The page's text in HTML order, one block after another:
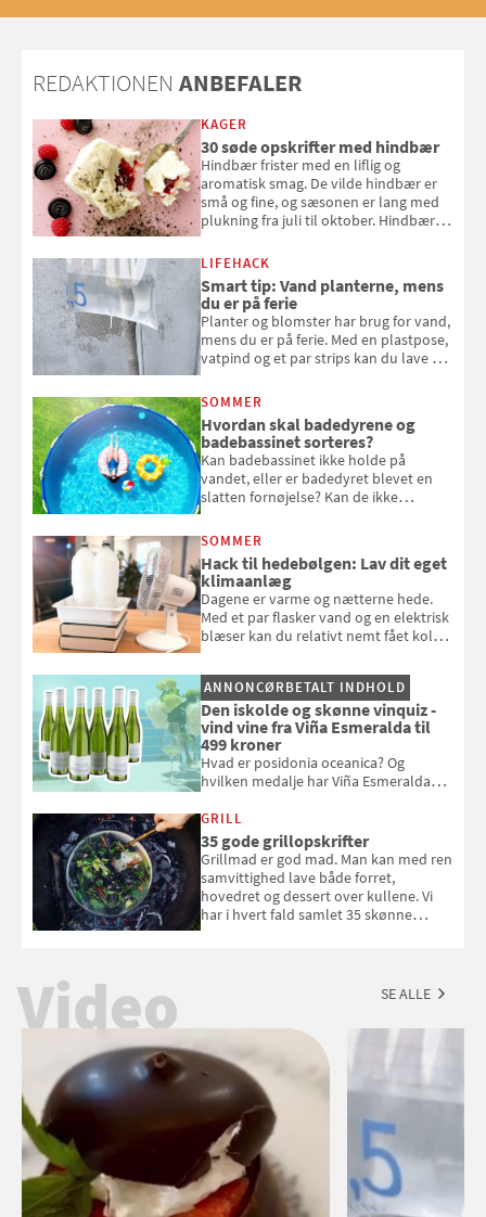
REDAKTIONEN ANBEFALER
KAGER
30 søde opskrifter med hindbær
Hindbær frister med en liflig og
aromatisk smag. De vilde hindbær er
små og fine, og sæsonen er lang med
plukning fra juli til oktober. Hindbær
kan bruge dine hindbær i alt fra
bagværk og salater til is og syltning.
LIFEHACK
Smart tip: Vand planterne, mens
du er på ferie
Planter og blomster har brug for vand,
mens du er på ferie. Med en plastpose,
vatpind og et par strips kan du lave dit
at bede naboen om at vande eller
komme hjem til døde planter
SOMMER
Hvordan skal badedyrene og
badebassinet sorteres?
Kan badebassinet ikke holde på
vandet, eller er badedyret blevet en
slatten fornøjelse? Kan de ikke
opmærksom, når du smider
badebassinet eller et badedyr ud
SOMMER
Hack til hedebølgen: Lav dit eget
klimaanlæg
Dagene er varme og nætterne hede.
Med et par flasker vand og en elektrisk
blæser kan du relativt nemt fået koldt
og se, hvordan du gør
ANNONCØRBETALT INDHOLD
Den iskolde og skønne vinquiz -
vind vine fra Viña Esmeralda til
499 kroner
Hvad er posidonia oceanica? Og
hvilken medalje har Viña Esmeralda
med i Samvirkes skønne vinquiz, hvor
du kan vinde 6 flasker vin fra Viña
Esmeralda. Konkurrencen slutter 1.
september 2026.
GRILL
35 gode grillopskrifter
Grillmad er god mad. Man kan med ren
samvittighed lave både forret,
hovedret og dessert over kullene. Vi
har i hvert fald samlet 35 skønne
Video SE ALLE